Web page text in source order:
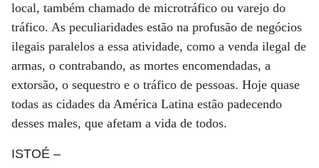
local, também chamado de microtráfico ou varejo do
tráfico. As peculiaridades estão na profusão de negócios
ilegais paralelos a essa atividade, como a venda ilegal de
armas, o contrabando, as mortes encomendadas, a
extorsão, o sequestro e o tráfico de pessoas. Hoje quase
todas as cidades da América Latina estão padecendo
desses males, que afetam a vida de todos.
ISTOÉ –